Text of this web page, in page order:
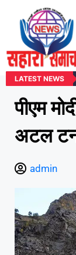
LATEST NEWS
प्रतिमा स्थल पर
पीएम
अटल
admin